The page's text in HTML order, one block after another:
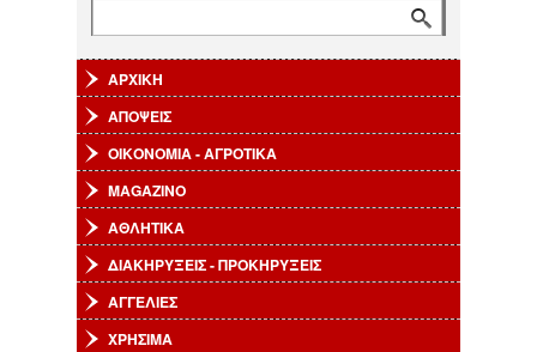
ΑΡΧΙΚΗ
ΑΠΟΨΕΙΣ
ΟΙΚΟΝΟΜΙΑ - ΑΓΡΟΤΙΚΑ
MAGAZINO
ΑΘΛΗΤΙΚΑ
ΔΙΑΚΗΡΥΞΕΙΣ - ΠΡΟΚΗΡΥΞΕΙΣ
ΑΓΓΕΛΙΕΣ
ΧΡΗΣΙΜΑ